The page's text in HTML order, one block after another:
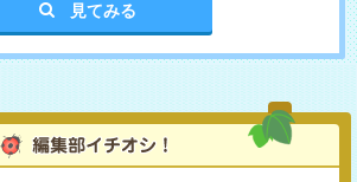
見てみる